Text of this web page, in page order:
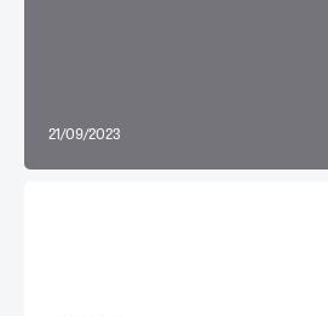
21/09/2023